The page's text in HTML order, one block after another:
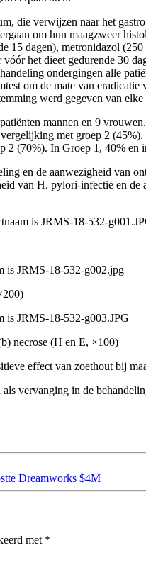
die verwijzen naar het
om hun maagzweer
15 dagen), metronidazol
het dieet gedurende 30
ondergingen alle
om de mate van
werd gegeven van elke
mannen en 9
met groep 2
(70%). In Groep 1, 40%
en de aanwezigheid
van H. pylori-infectie en
necrose (H en E, ×100)
effect van zoethout bij
vervanging in de
Dreamworks $4M
met *